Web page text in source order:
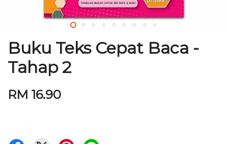
Buku Teks Cepat Baca -
Tahap 2
RM 16.90